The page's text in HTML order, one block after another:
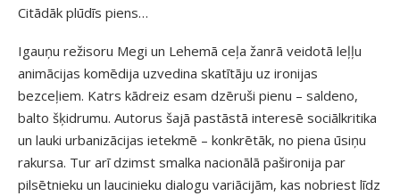
Citādāk plūdīs piens…
Igauņu režisoru Megi un Lehemā ceļa žanrā veidotā leļļu
animācijas komēdija uzvedina skatītāju uz ironijas
bezceļiem. Katrs kādreiz esam dzēruši pienu – saldeno,
balto šķidrumu. Autorus šajā pastāstā interesē sociālkritika
un lauki urbanizācijas ietekmē – konkrētāk, no piena ūsiņu
rakursa. Tur arī dzimst smalka nacionālā pašironija par
pilsētnieku un laucinieku dialogu variācijām, kas nobriest līdz